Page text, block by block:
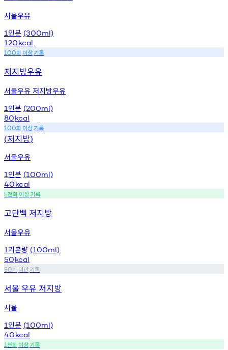
서울우유
1 인분 (300ml)
120kcal
100회 이상기록
저지방우유
서울우유 저지방우유
1 인분 (200ml)
80kcal
100회 이상기록
(저지방)
서울우유
1 인분 (100ml)
40kcal
5천회 이상기록
고단백 저지방
서울우유
1 기본량 (100ml)
50kcal
50회 미만기록
서울 우유 저지방
서율
1 인분 (100ml)
40kcal
1천회 이상기록